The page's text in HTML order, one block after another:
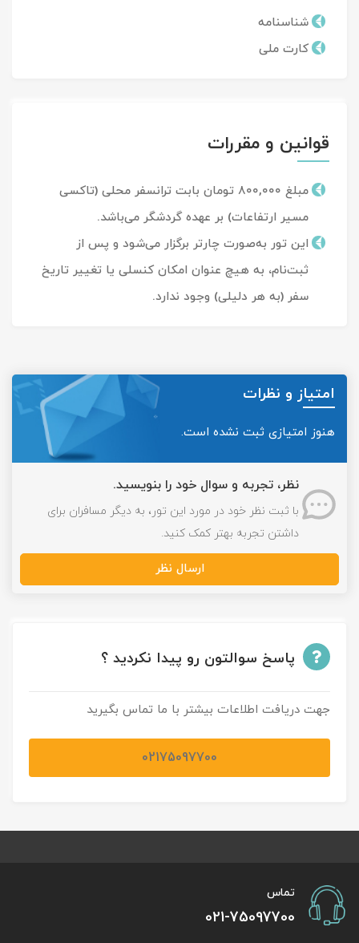
شناسنامه
کارت ملی
قوانین و مقررات
مبلغ ۸۰۰,۰۰۰ تومان بابت ترانسفر محلی (تاکسی
مسیر ارتفاعات) بر عهده گردشگر می‌باشد.
این تور به‌صورت چارتر برگزار می‌شود و پس از
ثبت‌نام، به هیچ عنوان امکان کنسلی یا تغییر تاریخ
سفر (به هر دلیلی) وجود ندارد.
امتیاز و نظرات
هنوز امتیازی ثبت نشده است.
نظر، تجربه و سوال خود را بنویسید.
با ثبت نظر خود در مورد این تور، به دیگر مسافران برای
داشتن تجربه بهتر کمک کنید.
ارسال نظر
پاسخ سوالتون رو پیدا نکردید ؟
جهت دریافت اطلاعات بیشتر با ما تماس بگیرید
02175097700
تماس
021-75097700